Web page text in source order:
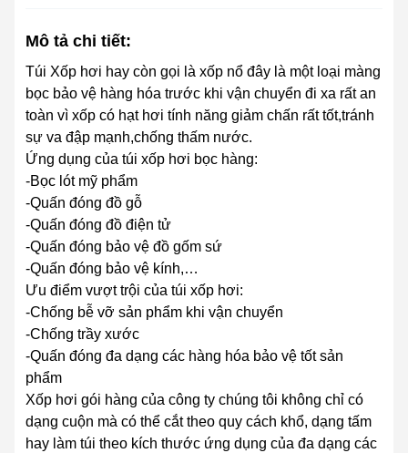
Mô tả chi tiết:
Túi Xốp hơi hay còn gọi là xốp nổ đây là một loại màng
bọc bảo vệ hàng hóa trước khi vận chuyển đi xa rất an
toàn vì xốp có hạt hơi tính năng giảm chấn rất tốt,tránh
sự va đập mạnh,chống thấm nước.
Ứng dụng của túi xốp hơi bọc hàng:
-Bọc lót mỹ phẩm
-Quấn đóng đồ gỗ
-Quấn đóng đồ điện tử
-Quấn đóng bảo vệ đồ gốm sứ
-Quấn đóng bảo vệ kính,…
Ưu điểm vượt trội của túi xốp hơi:
-Chống bễ vỡ sản phẩm khi vận chuyển
-Chống trầy xước
-Quấn đóng đa dạng các hàng hóa bảo vệ tốt sản
phẩm
Xốp hơi gói hàng của công ty chúng tôi không chỉ có
dạng cuộn mà có thể cắt theo quy cách khổ, dạng tấm
hay làm túi theo kích thước ứng dụng của đa dạng các